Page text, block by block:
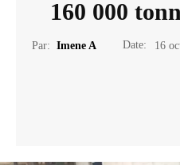
160 000
Par: Imene A Date: 16